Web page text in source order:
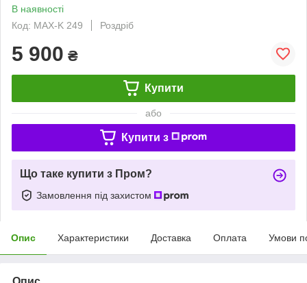
В наявності
Код: MAX-K 249
Роздріб
5 900 ₴
Купити
або
Купити з
Що таке купити з Пром?
Замовлення під захистом
Опис Характеристики Доставка Оплата Умови